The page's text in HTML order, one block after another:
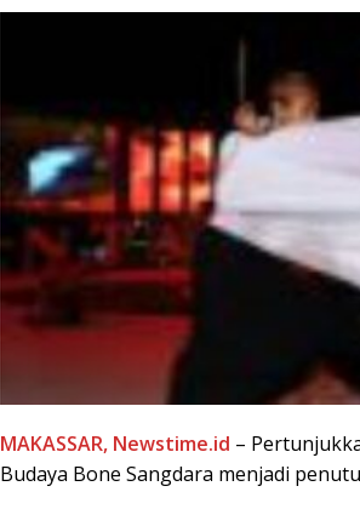
MAKASSAR, Newstime.id –
Budaya Bone Sangdara menjadi